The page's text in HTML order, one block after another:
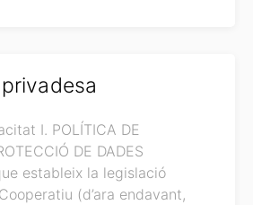
I. POLÍTICA DE
DE DADES
estableix la legislació
(d’ara endavant,